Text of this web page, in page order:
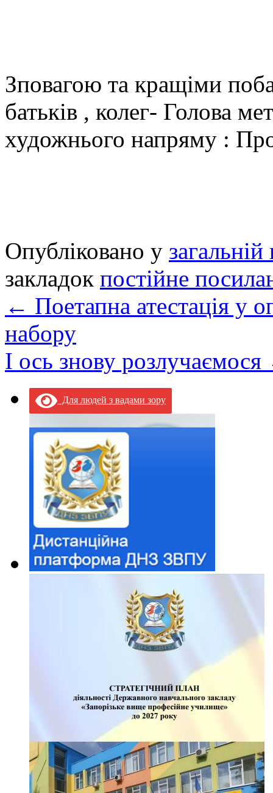
Зповагою та кращіми
батьків , колег- Голова
художнього напряму :
Опубліковано у загальній
закладок постійне
← Поетапна атестація у
набору
І ось знову розлучаємося
Для людей з вадами зору